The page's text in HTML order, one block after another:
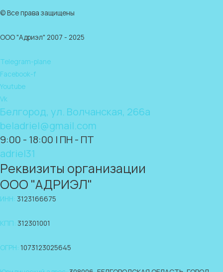
© Все права защищены
ООО "Адриэл" 2007 - 2025
Telegram-plane
Facebook-f
Youtube
Vk
Белгород, ул. Волчанская, 266а
beladriel@gmail.com
9:00 - 18:00 | ПН - ПТ
adriel31
Реквизиты организации
ООО "АДРИЭЛ"
ИНН: 3123166675
КПП: 312301001
ОГРН: 1073123025645